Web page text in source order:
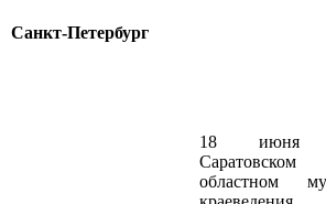
Санкт-Петербург
18 июня
Саратовском
областном